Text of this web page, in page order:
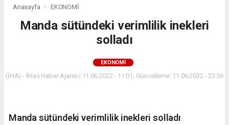
Anasayfa EKONOMİ
Manda sütündeki verimlilik inekleri
solladı
EKONOMİ
(İHA) - İhlas Haber Ajansı | 11.06.2022 - 11:01, Güncelleme: 11.06.2022 - 23:36
Manda sütündeki verimlilik inekleri solladı